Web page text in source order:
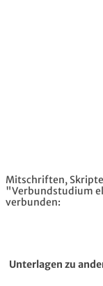
Mitschriften,
"Verbundstudium
verbunden:
Unterlagen zu